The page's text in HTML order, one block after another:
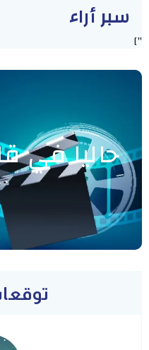
سبر أراء
"]
حاليا في